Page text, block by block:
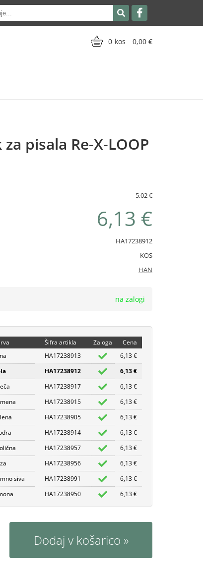
0 0,00
pisala Re-X-LOOP
5,02 €
6,13 €
HA17238912
KOS
HAN
na zalogi
Šifra artikla Zaloga
Cena
HA17238913
6,13 €
HA17238912
6,13 €
HA17238917
6,13 €
HA17238915
6,13 €
HA17238905
6,13 €
HA17238914
6,13 €
HA17238957
6,13 €
HA17238956
6,13 €
siva
HA17238991
6,13 €
HA17238950 6,13 €
Dodaj v košarico